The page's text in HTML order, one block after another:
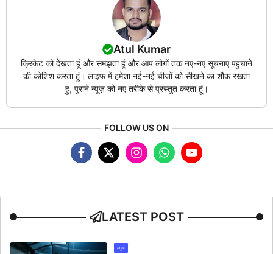
Atul Kumar
क्रिकेट को देखता हूं और समझता हूं और आप लोगों तक नए-नए सूचनाएं पहुंचाने
की कोशिश करता हूं। लाइफ में हमेशा नई-नई चीजों को सीखने का शौक रखता
हु, पुराने न्यूज़ को नए तरीके से प्रस्तुत करता हूं।
FOLLOW US ON
LATEST POST
न्यूज